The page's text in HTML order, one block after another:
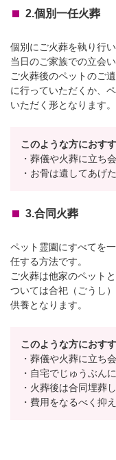
2.個別一任火葬
個別にご火葬を執り行
当日のご家族での立会
ご火葬後のペットのご
に行っていただくか、
いただく形となります。
このような方におす
・葬儀や火葬に立ち
・お骨は遺してあげ
3.合同火葬
ペット霊園にすべてを
任する方法です。
ご火葬は他家のペット
ついては合祀（ごうし
供養となります。
このような方におす
・葬儀や火葬に立ち
・自宅でじゅうぶん
・火葬後は合同埋葬
・費用をなるべく抑